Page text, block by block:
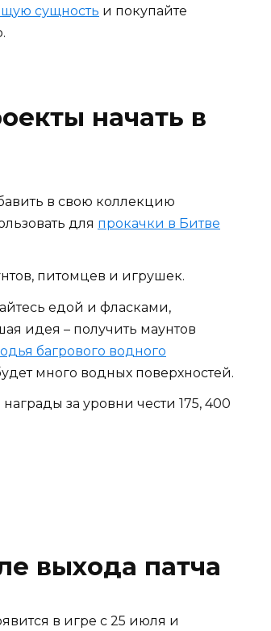
сущность и покупайте
начать в
в свою коллекцию
для прокачки в Битве
питомцев и игрушек.
едой и фласками,
идея – получить маунтов
багрового водного
много водных поверхностей.
за уровни чести 175, 400
выхода патча
в игре с 25 июля и